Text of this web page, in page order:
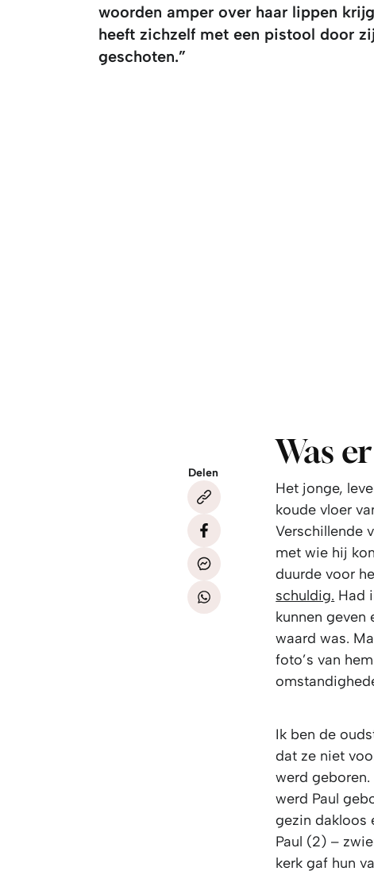
woorden amper over haar lippen
heeft zichzelf met een pistool door
geschoten.”
Delen
Was
Het jonge,
koude vloer
Verschillende
met wie hij
duurde voor
schuldig. Had
kunnen geven
waard was.
foto’s van
Ik ben de
dat ze niet
werd
werd Paul
gezin dakloos
Paul (2) –
kerk gaf hun